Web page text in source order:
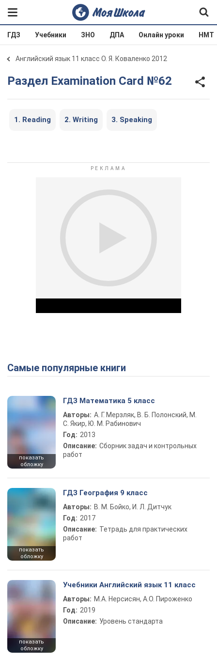
ГДЗ Учебники ЗНО ДПА Онлайн уроки НМТ
Английский язык 11 класс О. Я. Коваленко 2012
Раздел Examination Card №62
1. Reading 2. Writing 3. Speaking
Play Video
Самые популярные книги
показать
обложку
ГДЗ Математика 5 класс
Авторы: А. Г. Мерзляк, В. Б. Полонский, М.
С. Якир, Ю. М. Рабинович
Год: 2013
Описание: Сборник задач и контрольных
работ
показать
обложку
ГДЗ География 9 класс
Авторы: В. М. Бойко, И. Л. Дитчук
Год: 2017
Описание: Тетрадь для практических
работ
показать
обложку
Учебники Английский язык 11 класс
Авторы: М.А. Нерсисян, А.О. Пироженко
Год: 2019
Описание: Уровень стандарта